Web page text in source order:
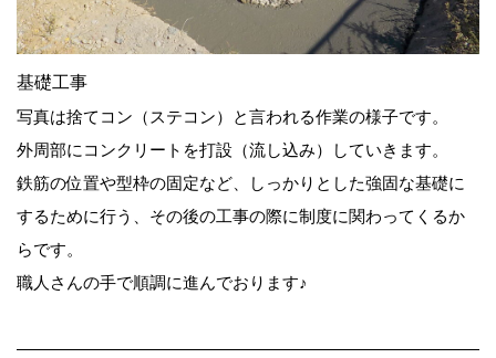
基礎工事
写真は捨てコン（ステコン）と言われる作業の様子です。
外周部にコンクリートを打設（流し込み）していきます。
鉄筋の位置や型枠の固定など、しっかりとした強固な基礎に
するために行う、その後の工事の際に制度に関わってくるか
らです。
職人さんの手で順調に進んでおります♪